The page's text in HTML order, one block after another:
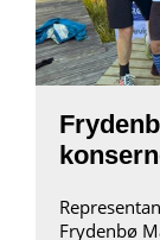
Frydenbø